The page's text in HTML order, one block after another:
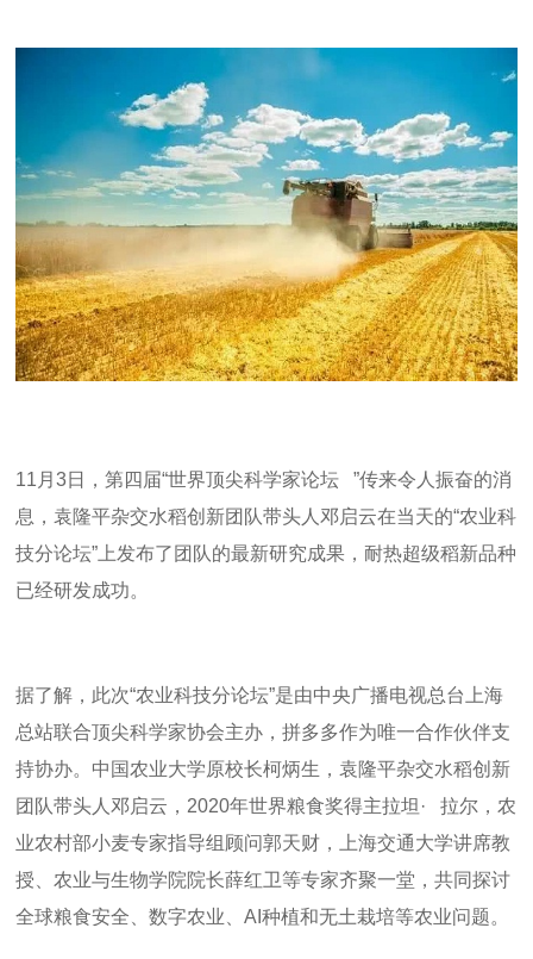
11 月 3日，第四届“世界顶尖科学家论坛 ”传来令人振奋的消
息，袁隆平杂交水稻创新团队带头人邓启云在当天的“农业科
技分论坛” 上发布了团队的最新研究成果，耐热超级稻新品种
已经研发成功。
据了解，此次“农业科技分论坛”是由中央广播电视总台上海
总站联合顶尖科学家协会主办，拼多多作为唯一合作伙伴支
持协办。中国农业大学原校长柯炳生，袁隆平杂交水稻创新
团队带头人邓启云， 2020年世界粮食奖得主拉坦 ·
拉尔，农
业农村部小麦专家指导组顾问郭天财，上海交通大学讲席教
授、农业与生物学院院长薛红卫等专家齐聚一堂，共同探讨
全球粮食安全、数字农业、 AI 种植和无土栽培等农业问题。